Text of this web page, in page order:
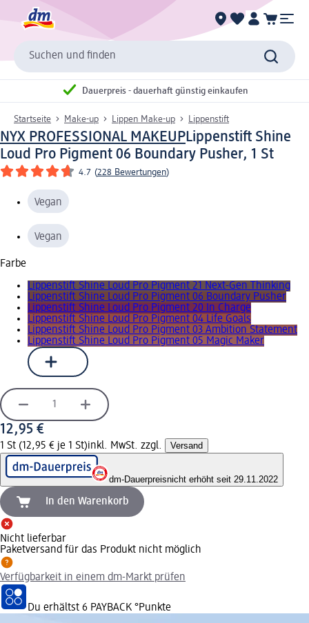
Suchen und finden
Dauerpreis - dauerhaft günstig einkaufen
Startseite Make-up Lippen Make-up Lippenstift
NYX PROFESSIONAL MAKEUPLippenstift Shine
Loud Pro Pigment 06 Boundary Pusher, 1 St
4.7 (228 Bewertungen)
Vegan
Vegan
Farbe
Lippenstift Shine Loud Pro Pigment 21 Next-Gen Thinking
Lippenstift Shine Loud Pro Pigment 06 Boundary Pusher
Lippenstift Shine Loud Pro Pigment 20 In Charge
Lippenstift Shine Loud Pro Pigment 04 Life Goals
Lippenstift Shine Loud Pro Pigment 03 Ambition Statement
Lippenstift Shine Loud Pro Pigment 05 Magic Maker
12,95 €
1 St (12,95 € je 1 St)inkl. MwSt. zzgl. Versand
dm-Dauerpreisnicht erhöht seit 29.11.2022
In den Warenkorb
Nicht lieferbar
Paketversand für das Produkt nicht möglich
Verfügbarkeit in einem dm-Markt prüfen
Du erhältst 6 PAYBACK °Punkte